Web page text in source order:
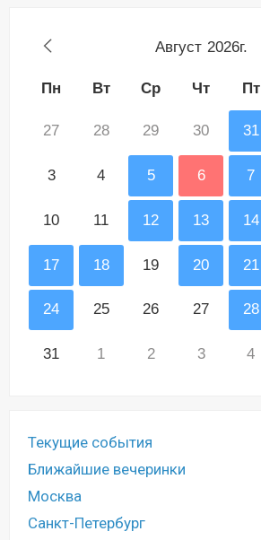
Август 2026г.
Пн Вт Ср Чт Пт
27 28 29 30 31
3 4 5 6 7
10 11 12 13 14
17 18 19 20 21
24 25 26 27 28
31 1 2 3 4
Текущие события
Ближайшие вечеринки
Москва
Санкт-Петербург